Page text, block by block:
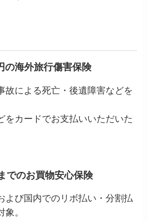
の海外旅行傷害保険
故による死亡・後遺障害などを
カードでお支払いいただいた
でのお買物安心保険
よび国内でのリボ払い・分割払
。